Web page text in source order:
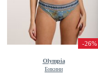
-26%
Olympia
Бикини